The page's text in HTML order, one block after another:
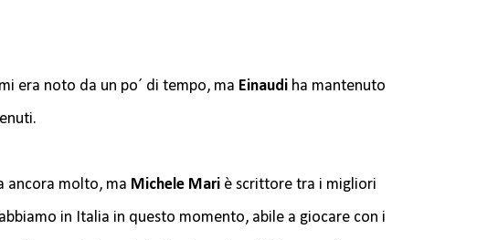
era noto da un po´ di tempo, ma Einaudi ha mantenuto
ancora molto, ma Michele Mari è scrittore tra i migliori
in Italia in questo momento, abile a giocare con i